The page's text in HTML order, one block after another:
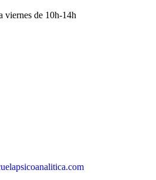
viernes de 10h-14h